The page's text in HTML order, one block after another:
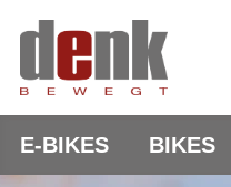
E-BIKES BIKES